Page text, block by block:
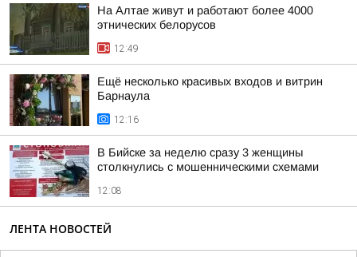
На Алтае живут и работают более 4000
этнических белорусов
12:49
Ещё несколько красивых входов и витрин
Барнаула
12:16
В Бийске за неделю сразу 3 женщины
столкнулись с мошенническими схемами
12:08
ЛЕНТА НОВОСТЕЙ